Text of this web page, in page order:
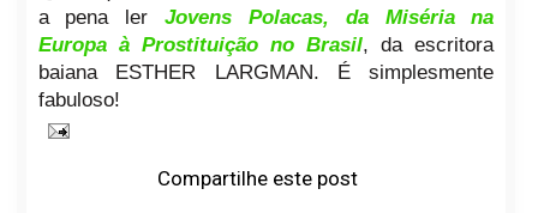
a pena lerJovens Polacas, da Miséria na
Europa à Prostituição no Brasil, da escritora
baiana ESTHER LARGMAN. É simplesmente
fabuloso!
Compartilhe este post